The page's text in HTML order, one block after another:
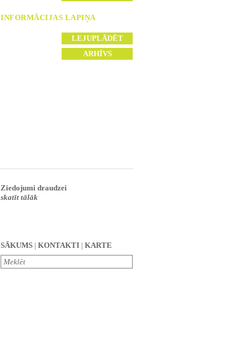
INFORMĀCIJAS LAPIŅA
Ziedojumi draudzei
skatīt tālāk
SĀKUMS | KONTAKTI | KARTE